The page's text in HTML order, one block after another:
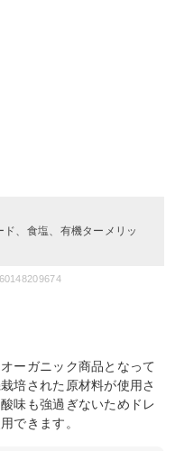
、食塩、有機ターメリッ
ーガニック商品となって
培された原材料が使用さ
味も強過ぎないためドレ
できます。